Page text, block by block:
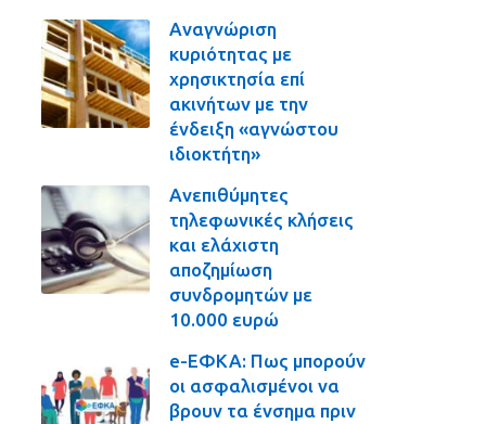
Αναγνώριση
κυριότητας με
χρησικτησία επί
ακινήτων με την
ένδειξη «αγνώστου
ιδιοκτήτη»
Ανεπιθύμητες
τηλεφωνικές κλήσεις
και ελάχιστη
αποζημίωση
συνδρομητών με
10.000 ευρώ
e-ΕΦΚΑ: Πως μπορούν
οι ασφαλισμένοι να
βρουν τα ένσημα πριν